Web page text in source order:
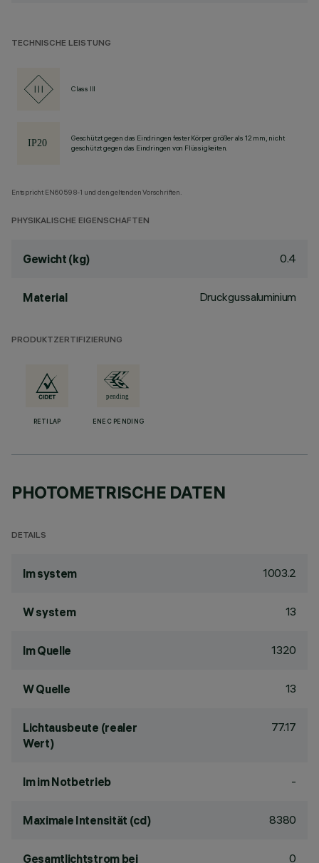
TECHNISCHE LEISTUNG
Class III
Geschützt gegen das Eindringen fester Körper größer als 12 mm, nicht
geschützt gegen das Eindringen von Flüssigkeiten.
Entspricht EN60598-1 und den geltenden Vorschriften.
PHYSIKALISCHE EIGENSCHAFTEN
Gewicht (kg) 0.4
Material Druckgussaluminium
PRODUKTZERTIFIZIERUNG
RETILAP ENEC PENDING
PHOTOMETRISCHE DATEN
DETAILS
lm system 1003.2
W system 13
lm Quelle 1320
W Quelle 13
Lichtausbeute (realer
Wert)
77.17
lm im Notbetrieb -
Maximale Intensität (cd) 8380
Gesamtlichtstrom bei 0